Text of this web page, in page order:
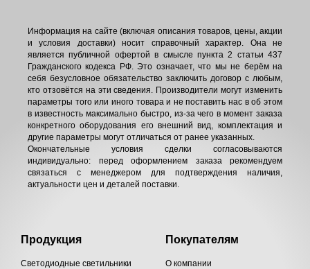
Информация на сайте (включая описания товаров, цены, акции
и условия доставки) носит справочный характер. Она не
является публичной офертой в смысле пункта 2 статьи 437
Гражданского кодекса РФ. Это означает, что мы не берём на
себя безусловное обязательство заключить договор с любым,
кто отзовётся на эти сведения. Производители могут изменить
параметры того или иного товара и не поставить нас в об этом
в известность максимально быстро, из-за чего в момент заказа
конкретного оборудования его внешний вид, комплектация и
другие параметры могут отличаться от ранее указанных.
Окончательные условия сделки согласовываются
индивидуально: перед оформлением заказа рекомендуем
связаться с менеджером для подтверждения наличия,
актуальности цен и деталей поставки.
Продукция
Светодиодные светильники
Покупателям
О компании